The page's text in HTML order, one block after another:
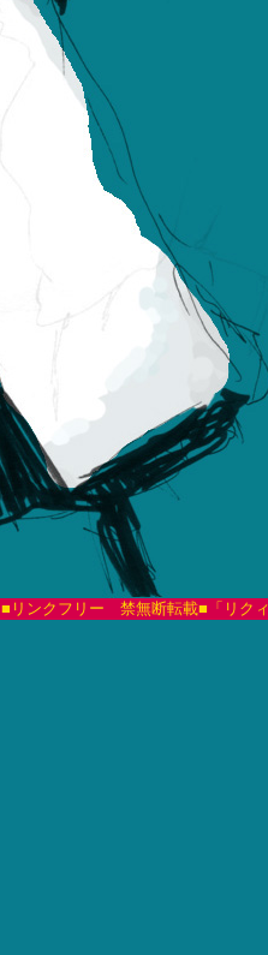
■リンクフリー 禁無断転載■「リク